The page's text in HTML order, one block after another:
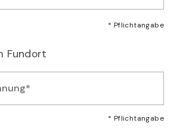
* Pflichtangabe
Fundort
* Pflichtangabe